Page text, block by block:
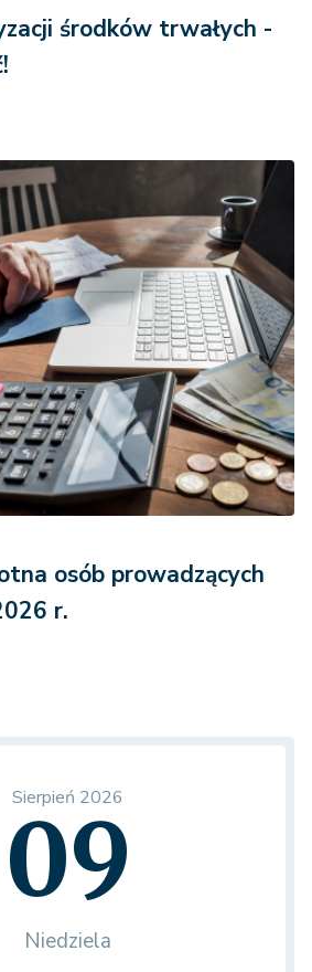
środków trwałych -
osób prowadzących
r.
Sierpień 2026
09
Niedziela